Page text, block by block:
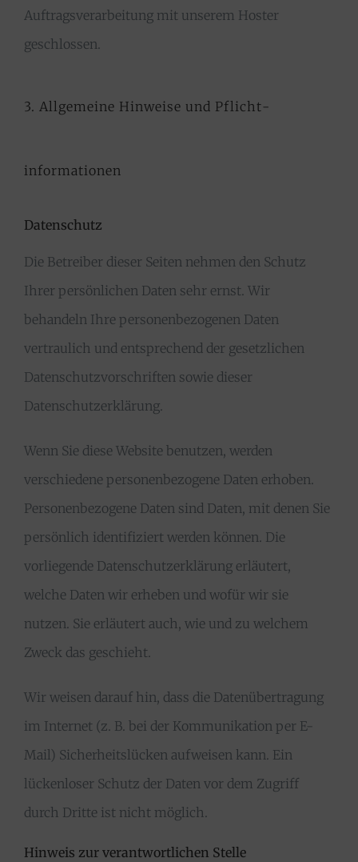
Auftragsverarbeitung mit unserem Hoster
geschlossen.
3. Allgemeine Hinweise und Pflicht­
informationen
Datenschutz
Die Betreiber dieser Seiten nehmen den Schutz
Ihrer persönlichen Daten sehr ernst. Wir
behandeln Ihre personenbezogenen Daten
vertraulich und entsprechend der gesetzlichen
Datenschutzvorschriften sowie dieser
Datenschutzerklärung.
Wenn Sie diese Website benutzen, werden
verschiedene personenbezogene Daten erhoben.
Personenbezogene Daten sind Daten, mit denen Sie
persönlich identifiziert werden können. Die
vorliegende Datenschutzerklärung erläutert,
welche Daten wir erheben und wofür wir sie
nutzen. Sie erläutert auch, wie und zu welchem
Zweck das geschieht.
Wir weisen darauf hin, dass die Datenübertragung
im Internet (z. B. bei der Kommunikation per E-
Mail) Sicherheitslücken aufweisen kann. Ein
lückenloser Schutz der Daten vor dem Zugriff
durch Dritte ist nicht möglich.
Hinweis zur verantwortlichen Stelle